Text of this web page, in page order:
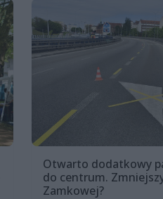
Otwarto dodatkowy
do centrum.
Zamkowej?